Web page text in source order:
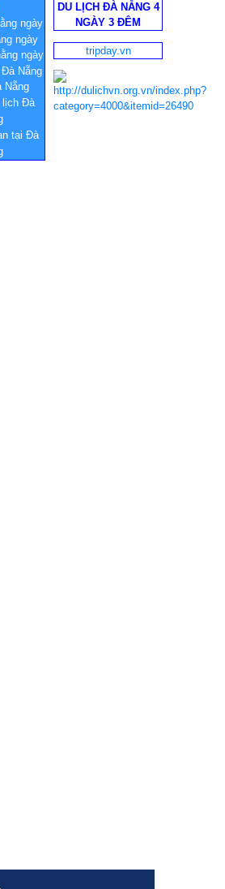
ngày
ngày
ngày
Nẵng
Nẵng
lịch Đà
tại Đà
DU LỊCH ĐÀ NẴNG 4
NGÀY 3 ĐÊM
tripday.vn